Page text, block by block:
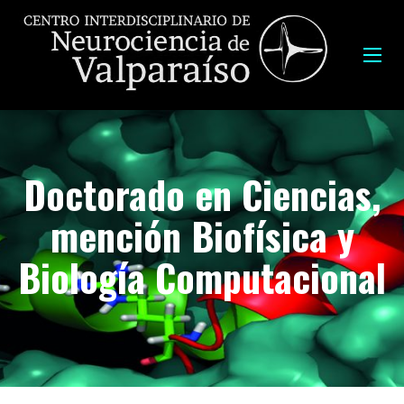
Doctorado en Ciencias,
mención Biofísica y
Biología Computacional